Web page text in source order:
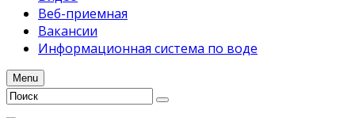
Веб-приемная
Вакансии
Информационная система по воде
Menu